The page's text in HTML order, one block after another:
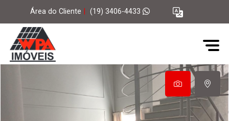
Área do Cliente (19) 3406-4433